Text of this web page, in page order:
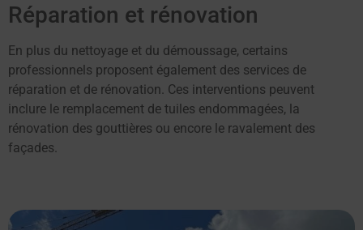
Réparation et rénovation
En plus du nettoyage et du démoussage, certains
professionnels proposent également des services de
réparation et de rénovation. Ces interventions peuvent
inclure le remplacement de tuiles endommagées, la
rénovation des gouttières ou encore le ravalement des
façades.